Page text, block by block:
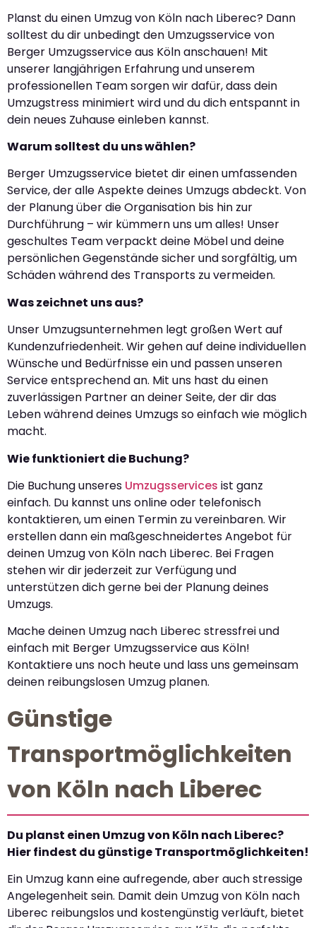
Planst du einen Umzug von Köln nach Liberec? Dann
solltest du dir unbedingt den Umzugsservice von
Berger Umzugsservice aus Köln anschauen! Mit
unserer langjährigen Erfahrung und unserem
professionellen Team sorgen wir dafür, dass dein
Umzugstress minimiert wird und du dich entspannt in
dein neues Zuhause einleben kannst.
Warum solltest du uns wählen?
Berger Umzugsservice bietet dir einen umfassenden
Service, der alle Aspekte deines Umzugs abdeckt. Von
der Planung über die Organisation bis hin zur
Durchführung – wir kümmern uns um alles! Unser
geschultes Team verpackt deine Möbel und deine
persönlichen Gegenstände sicher und sorgfältig, um
Schäden während des Transports zu vermeiden.
Was zeichnet uns aus?
Unser Umzugsunternehmen legt großen Wert auf
Kundenzufriedenheit. Wir gehen auf deine individuellen
Wünsche und Bedürfnisse ein und passen unseren
Service entsprechend an. Mit uns hast du einen
zuverlässigen Partner an deiner Seite, der dir das
Leben während deines Umzugs so einfach wie möglich
macht.
Wie funktioniert die Buchung?
Die Buchung unseres Umzugsservices ist ganz
einfach. Du kannst uns online oder telefonisch
kontaktieren, um einen Termin zu vereinbaren. Wir
erstellen dann ein maßgeschneidertes Angebot für
deinen Umzug von Köln nach Liberec. Bei Fragen
stehen wir dir jederzeit zur Verfügung und
unterstützen dich gerne bei der Planung deines
Umzugs.
Mache deinen Umzug nach Liberec stressfrei und
einfach mit Berger Umzugsservice aus Köln!
Kontaktiere uns noch heute und lass uns gemeinsam
deinen reibungslosen Umzug planen.
Günstige
Transportmöglichkeiten
von Köln nach Liberec
Du planst einen Umzug von Köln nach Liberec?
Hier findest du günstige Transportmöglichkeiten!
Ein Umzug kann eine aufregende, aber auch stressige
Angelegenheit sein. Damit dein Umzug von Köln nach
Liberec reibungslos und kostengünstig verläuft, bietet